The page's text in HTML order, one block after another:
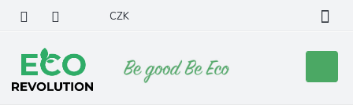
obsah
CZK
košík